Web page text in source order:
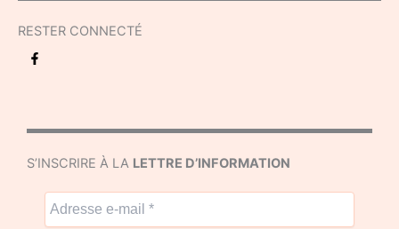
RESTER CONNECTÉ
S’INSCRIRE À LA LETTRE D’INFORMATION